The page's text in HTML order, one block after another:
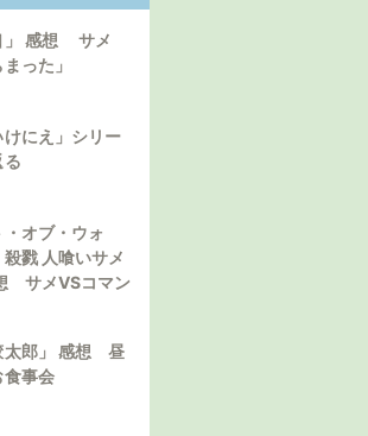
」 感想 サメ
った」
けにえ」シリー
る
・オブ・ウォ
戮 人喰いサメ
サメVSコマン
太郎」 感想 昼
食事会